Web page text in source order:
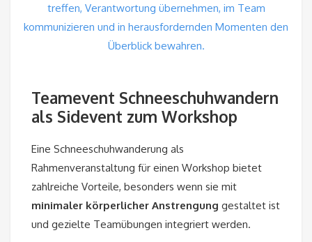
Teamevent Schneeschuhwandern
als Sidevent zum Workshop
Eine Schneeschuhwanderung als
Rahmenveranstaltung für einen Workshop bietet
zahlreiche Vorteile, besonders wenn sie mit
minimaler körperlicher Anstrengung gestaltet ist
und gezielte Teamübungen integriert werden.